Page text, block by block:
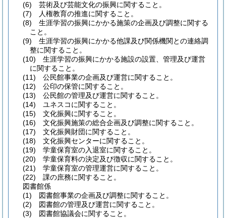
(6) 芸術及び芸能文化の振興に関すること。
(7) 人権教育の推進に関すること。
(8) 生涯学習の振興にかかる施策の企画及び調整に関する
こと。
(9) 生涯学習の振興にかかる他課及び関係機関との連絡調
整に関すること。
(10) 生涯学習の振興にかかる施設の設置、管理及び運営
に関すること。
(11) 公民館事業の企画及び運営に関すること。
(12) 公印の保管に関すること。
(13) 公民館の管理及び運営に関すること。
(14) ユネスコに関すること。
(15) 文化振興に関すること。
(16) 文化振興施策の総合企画及び調整に関すること。
(17) 文化振興財団に関すること。
(18) 文化振興センターに関すること。
(19) 学童保育室の入退室に関すること。
(20) 学童保育料の決定及び徴収に関すること。
(21) 学童保育室の管理運営に関すること。
(22) 課の庶務に関すること。
図書館係
(1) 図書館事業の企画及び調整に関すること。
(2) 図書館の管理及び運営に関すること。
(3) 図書館協議会に関すること。